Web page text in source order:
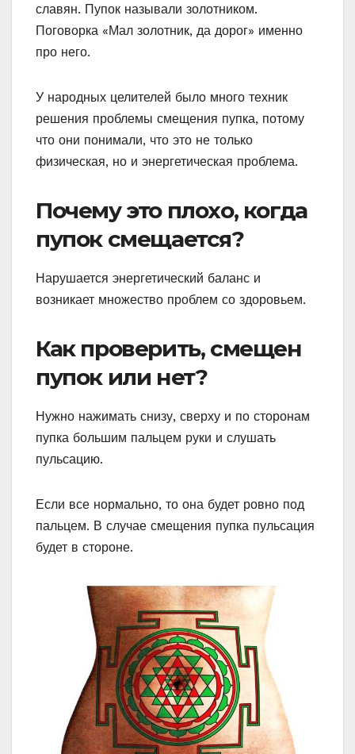
славян. Пупок называли золотником.
Поговорка «Мал золотник, да дорог» именно
про него.
У народных целителей было много техник
решения проблемы смещения пупка, потому
что они понимали, что это не только
физическая, но и энергетическая проблема.
Почему это плохо, когда
пупок смещается?
Нарушается энергетический баланс и
возникает множество проблем со здоровьем.
Как проверить, смещен
пупок или нет?
Нужно нажимать снизу, сверху и по сторонам
пупка большим пальцем руки и слушать
пульсацию.
Если все нормально, то она будет ровно под
пальцем. В случае смещения пупка пульсация
будет в стороне.